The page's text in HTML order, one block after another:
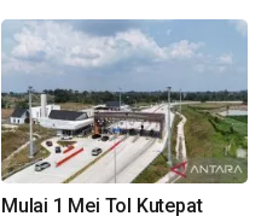
Mulai 1 Mei Tol Kutepat